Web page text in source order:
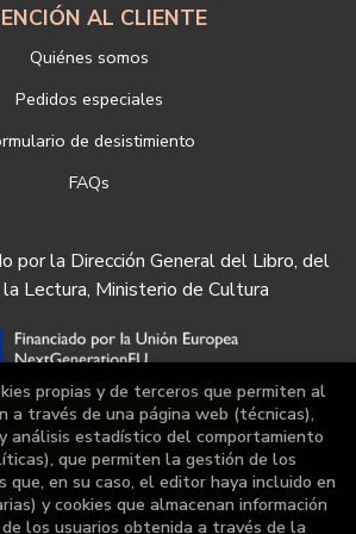
AL CLIENTE
Quiénes somos
Pedidos especiales
de desistimiento
FAQs
por la Dirección General del Libro, del
la Lectura, Ministerio de Cultura
propias y de terceros que permiten al
a través de una página web (técnicas),
análisis estadístico del comportamiento
que permiten la gestión de los
que, en su caso, el editor haya incluido en
y cookies que almacenan información
los usuarios obtenida a través de la